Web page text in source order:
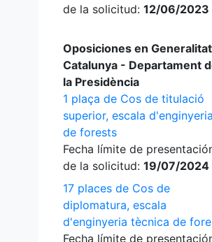
de la solicitud: 12/06/2023
Oposiciones en
Catalunya - Departament
la Presidència
1 plaça de Cos de titulació
superior, escala
de forests
Fecha límite de
de la solicitud: 19/07/2024
17 places de Cos de
diplomatura, escala
d'enginyeria tècnica de
Fecha límite de